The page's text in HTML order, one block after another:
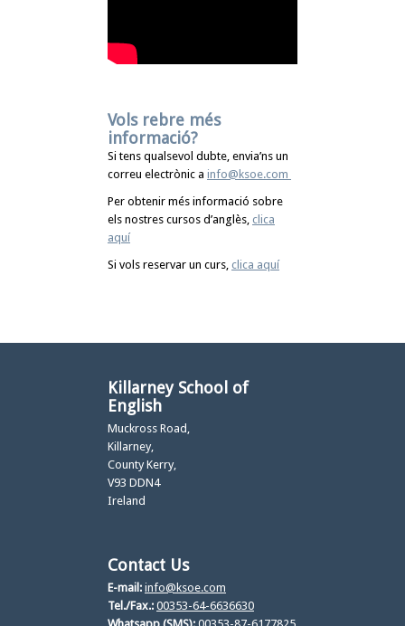
Vols rebre més
informació?
Si tens qualsevol dubte, envia’ns un
correu electrònic a info@ksoe.com
Per obtenir més informació sobre
els nostres cursos d’anglès, clica
aquí
Si vols reservar un curs, clica aquí
Killarney School of
English
Muckross Road,
Killarney,
County Kerry,
V93 DDN4
Ireland
Contact Us
E-mail: info@ksoe.com
Tel./Fax.: 00353-64-6636630